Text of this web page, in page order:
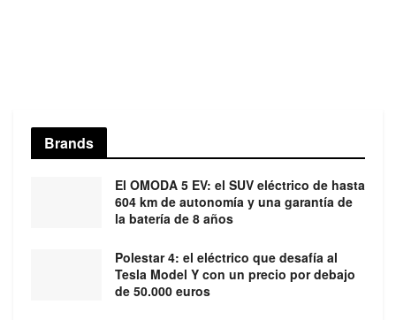
Brands
El OMODA 5 EV: el SUV eléctrico de hasta
604 km de autonomía y una garantía de
la batería de 8 años
Polestar 4: el eléctrico que desafía al
Tesla Model Y con un precio por debajo
de 50.000 euros